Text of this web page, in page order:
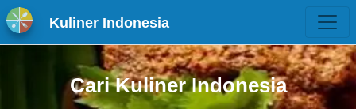
Kuliner Indonesia
Cari Kuliner Indonesia